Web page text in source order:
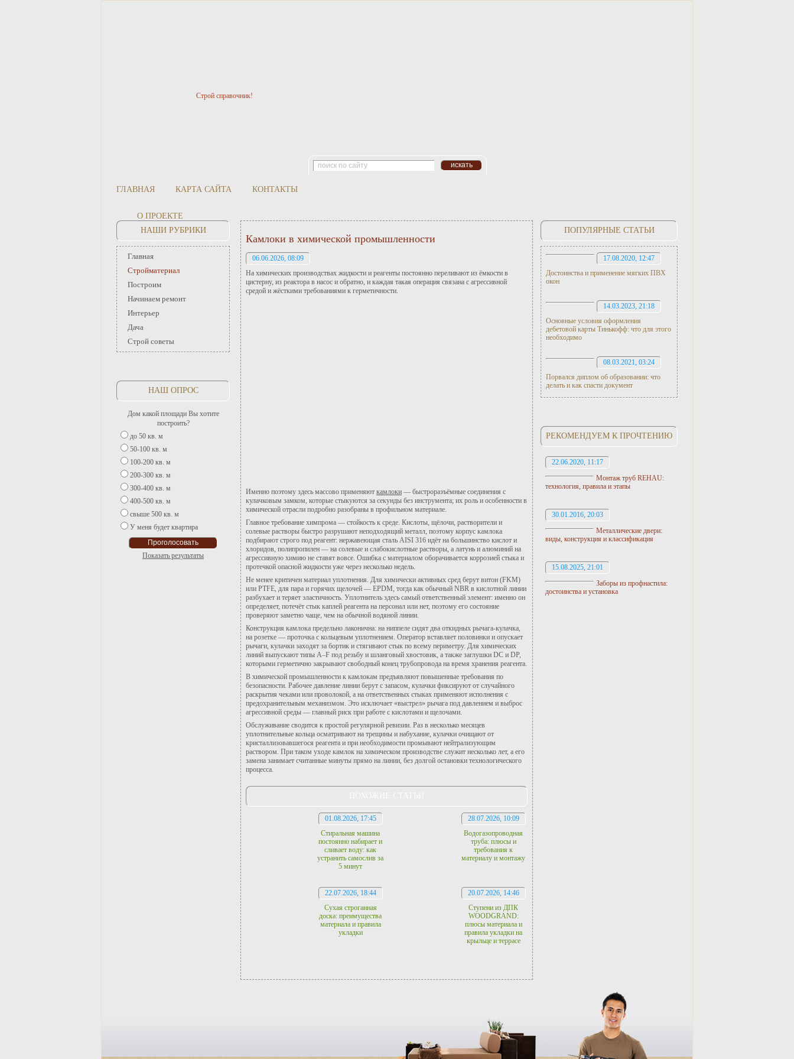
Строй справочник!
ГЛАВНАЯ КАРТА САЙТА КОНТАКТЫ
О ПРОЕКТЕ
НАШИ РУБРИКИ
Главная
Стройматериал
Построим
Начинаем ремонт
Интерьер
Дача
Строй советы
НАШ ОПРОС
Дом какой площади Вы хотите
построить?
до 50 кв. м
50-100 кв. м
100-200 кв. м
200-300 кв. м
300-400 кв. м
400-500 кв. м
свыше 500 кв. м
У меня будет квартира
Показать результаты
ПОПУЛЯРНЫЕ СТАТЬИ
17.08.2020, 12:47
Достоинства и применение мягких ПВХ
окон
14.03.2023, 21:18
Основные условия оформления
дебетовой карты Тинькофф: что для этого
необходимо
08.03.2021, 03:24
Порвался диплом об образовании: что
делать и как спасти документ
РЕКОМЕНДУЕМ К ПРОЧТЕНИЮ
22.06.2020, 11:17
Монтаж труб REHAU:
технология, правила и этапы
30.01.2016, 20:03
Металлические двери:
виды, конструкция и классификация
15.08.2025, 21:01
Заборы из профнастила:
достоинства и установка
Камлоки в химической промышленности
06.06.2026, 08:09
На химических производствах жидкости и реагенты постоянно переливают из ёмкости в
цистерну, из реактора в насос и обратно, и каждая такая операция связана с агрессивной
средой и жёсткими требованиями к герметичности.
Именно поэтому здесь массово применяют камлоки — быстроразъёмные соединения с
кулачковым замком, которые стыкуются за секунды без инструмента; их роль и особенности в
химической отрасли подробно разобраны в профильном материале.
Главное требование химпрома — стойкость к среде. Кислоты, щёлочи, растворители и
солевые растворы быстро разрушают неподходящий металл, поэтому корпус камлока
подбирают строго под реагент: нержавеющая сталь AISI 316 идёт на большинство кислот и
хлоридов, полипропилен — на солевые и слабокислотные растворы, а латунь и алюминий на
агрессивную химию не ставят вовсе. Ошибка с материалом оборачивается коррозией стыка и
протечкой опасной жидкости уже через несколько недель.
Не менее критичен материал уплотнения. Для химически активных сред берут витон (FKM)
или PTFE, для пара и горячих щелочей — EPDM, тогда как обычный NBR в кислотной линии
разбухает и теряет эластичность. Уплотнитель здесь самый ответственный элемент: именно он
определяет, потечёт стык каплей реагента на персонал или нет, поэтому его состояние
проверяют заметно чаще, чем на обычной водяной линии.
Конструкция камлока предельно лаконична: на ниппеле сидят два откидных рычага-кулачка,
на розетке — проточка с кольцевым уплотнением. Оператор вставляет половинки и опускает
рычаги, кулачки заходят за бортик и стягивают стык по всему периметру. Для химических
линий выпускают типы A–F под резьбу и шланговый хвостовик, а также заглушки DC и DP,
которыми герметично закрывают свободный конец трубопровода на время хранения реагента.
В химической промышленности к камлокам предъявляют повышенные требования по
безопасности. Рабочее давление линии берут с запасом, кулачки фиксируют от случайного
раскрытия чеками или проволокой, а на ответственных стыках применяют исполнения с
предохранительным механизмом. Это исключает «выстрел» рычага под давлением и выброс
агрессивной среды — главный риск при работе с кислотами и щелочами.
Обслуживание сводится к простой регулярной ревизии. Раз в несколько месяцев
уплотнительные кольца осматривают на трещины и набухание, кулачки очищают от
кристаллизовавшегося реагента и при необходимости промывают нейтрализующим
раствором. При таком уходе камлок на химическом производстве служит несколько лет, а его
замена занимает считанные минуты прямо на линии, без долгой остановки технологического
процесса.
01.08.2026, 17:45
Стиральная машина
постоянно набирает и
сливает воду: как
устранить самослив за
5 минут
28.07.2026, 10:09
Водогазопроводная
труба: плюсы и
требования к
материалу и монтажу
22.07.2026, 18:44
Сухая строганная
доска: преимущества
материала и правила
укладки
20.07.2026, 14:46
Ступени из ДПК
WOODGRAND:
плюсы материала и
правила укладки на
крыльце и террасе